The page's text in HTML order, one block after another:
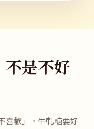
不是不好
喜歡」。牛軋糖要好